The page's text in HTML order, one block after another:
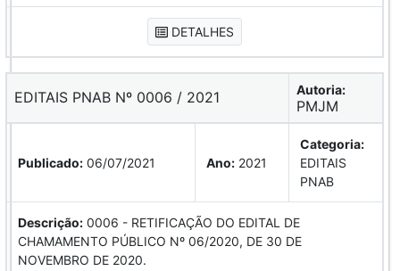
DETALHES
EDITAIS PNAB Nº 0006 / 2021 Autoria:
PMJM
Publicado: 06/07/2021 Ano: 2021
Categoria:
EDITAIS
PNAB
Descrição: 0006 - RETIFICAÇÃO DO EDITAL DE
CHAMAMENTO PÚBLICO Nº 06/2020, DE 30 DE
NOVEMBRO DE 2020.